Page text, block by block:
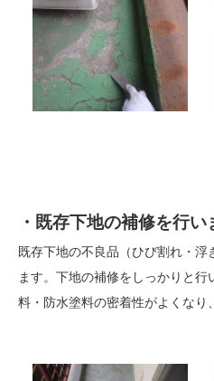
・既存下地の補修を行い
既存下地の不良品（ひび割れ・浮
ます。下地の補修をしっかりと
料・防水塗料の密着性がよくなり